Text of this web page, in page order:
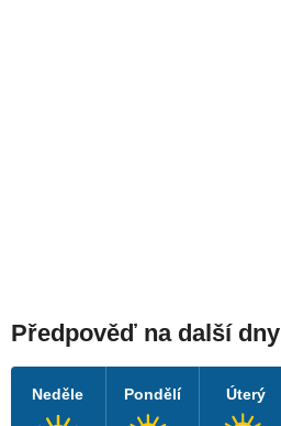
Předpověď na další dny
Neděle Pondělí Úterý